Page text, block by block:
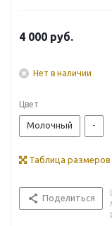
4 000 руб.
Нет в наличии
Цвет
Молочный -
Таблица размеров
Поделиться